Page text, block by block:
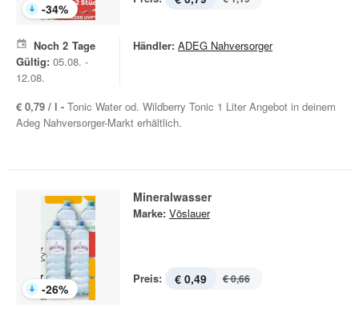
-34%
Noch 2 Tage
Gültig: 05.08. -
12.08.
Händler: ADEG Nahversorger
€ 0,79 / l - Tonic Water od. Wildberry Tonic 1 Liter Angebot in deinem
Adeg Nahversorger-Markt erhältlich.
-26%
Mineralwasser
Marke: Vöslauer
Preis: € 0,49 € 0,66